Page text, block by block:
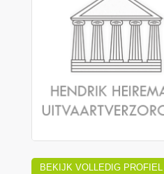
BEKIJK VOLLEDIG PROFIEL